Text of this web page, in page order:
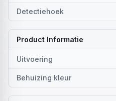
Detectiehoek
Product Informatie
Uitvoering
Behuizing kleur